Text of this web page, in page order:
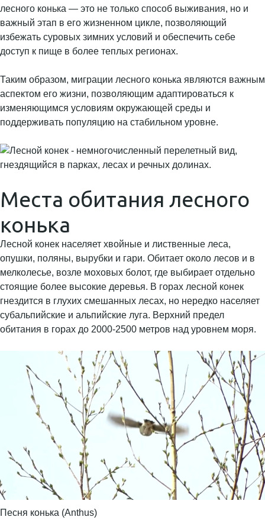
лесного конька — это не только способ выживания, но и
важный этап в его жизненном цикле, позволяющий
избежать суровых зимних условий и обеспечить себе
доступ к пище в более теплых регионах.
Таким образом, миграции лесного конька являются важным
аспектом его жизни, позволяющим адаптироваться к
изменяющимся условиям окружающей среды и
поддерживать популяцию на стабильном уровне.
Места обитания лесного
конька
Лесной конек населяет хвойные и лиственные леса,
опушки, поляны, вырубки и гари. Обитает около лесов и в
мелколесье, возле моховых болот, где выбирает отдельно
стоящие более высокие деревья. В горах лесной конек
гнездится в глухих смешанных лесах, но нередко населяет
субальпийские и альпийские луга. Верхний предел
обитания в горах до 2000-2500 метров над уровнем моря.
Песня конька (Anthus)